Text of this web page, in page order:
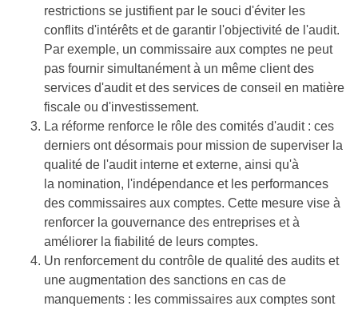
restrictions se justifient par le souci d'éviter les
conflits d'intérêts et de garantir l'objectivité de l'audit.
Par exemple, un commissaire aux comptes ne peut
pas fournir simultanément à un même client des
services d'audit et des services de conseil en matière
fiscale ou d'investissement.
La réforme renforce le rôle des comités d'audit : ces
derniers ont désormais pour mission de superviser la
qualité de l'audit interne et externe, ainsi qu'à
la nomination, l'indépendance et les performances
des commissaires aux comptes. Cette mesure vise à
renforcer la gouvernance des entreprises et à
améliorer la fiabilité de leurs comptes.
Un renforcement du contrôle de qualité des audits et
une augmentation des sanctions en cas de
manquements : les commissaires aux comptes sont